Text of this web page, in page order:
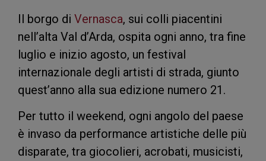
Il borgo di Vernasca, sui colli piacentini
nell’alta Val d’Arda, ospita ogni anno, tra fine
luglio e inizio agosto, un festival
internazionale degli artisti di strada, giunto
quest’anno alla sua edizione numero 21.
Per tutto il weekend, ogni angolo del paese
è invaso da performance artistiche delle più
disparate, tra giocolieri, acrobati, musicisti,